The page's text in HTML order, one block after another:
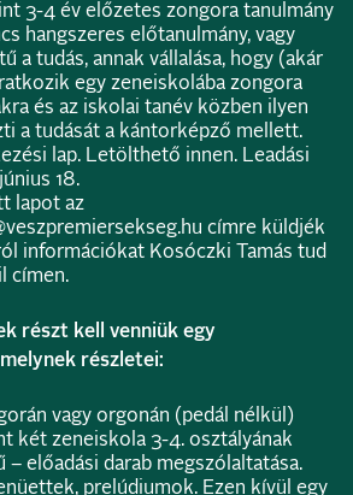
3-4 év előzetes zongora tanulmány
hangszeres előtanulmány, vagy
a tudás, annak vállalása, hogy (akár
egy zeneiskolába zongora
és az iskolai tanév közben ilyen
a tudását a kántorképző mellett.
lap. Letölthető innen. Leadási
18.
lapot az
címre küldjék
információkat Kosóczki Tamás tud
címen.
részt kell venniük egy
melynek részletei:
vagy orgonán (pedál nélkül)
két zeneiskola 3-4. osztályának
– előadási darab megszólaltatása.
prelúdiumok. Ezen kívül egy